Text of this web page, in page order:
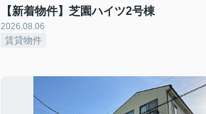
【新着物件】芝園ハイツ2号棟
2026.08.06
賃貸物件